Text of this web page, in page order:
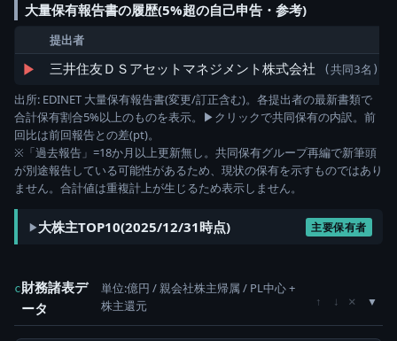
大量保有報告書の履歴(5%超の自己申告・参考)
提出者
▶ 三井住友ＤＳアセットマネジメント株式会社 (共同3名)
出所: EDINET 大量保有報告書(変更/訂正含む)。各提出者の最新書類で
合計保有割合5%以上のものを表示。▶クリックで共同保有の内訳。前
回比は前回報告との差(pt)。
※「過去報告」=18か月以上更新無し。共同保有グループ再編で新筆頭
が別途報告している可能性があるため、現状の保有を示すものではあり
ません。合計値は重複計上が生じるため表示しません。
大株主TOP10(2025/12/31時点) 主要保有者
c財務諸表デ
ータ
単位:億円 / 親会社株主帰属 / PL中心 +
株主還元
↑ ↓ ×